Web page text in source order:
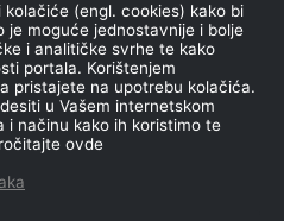
(engl. cookies) kako bi
je moguće jednostavnije i bolje
i analitičke svrhe te kako
portala. Korištenjem
pristajete na upotrebu kolačića.
u Vašem internetskom
i načinu kako ih koristimo te
ovde